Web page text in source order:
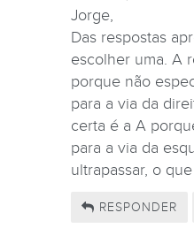
Jorge,
Das respostas
escolher uma. A
porque não
para a via da
certa é a A
para a via da
ultrapassar, o
RESPONDER